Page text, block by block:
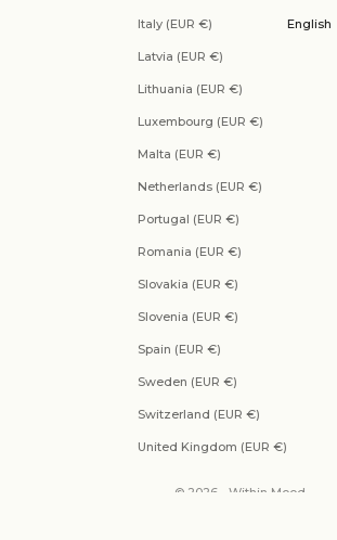
Italy (EUR €)
Latvia (EUR €)
Lithuania (EUR €)
Luxembourg (EUR €)
Malta (EUR €)
Netherlands (EUR €)
Portugal (EUR €)
Romania (EUR €)
Slovakia (EUR €)
Slovenia (EUR €)
Spain (EUR €)
Sweden (EUR €)
Switzerland (EUR €)
United Kingdom (EUR €)
English
© 2026 - Within Mood .